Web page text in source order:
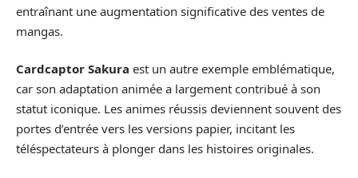
entraînant une augmentation significative des ventes de
mangas.
Cardcaptor Sakura est un autre exemple emblématique,
car son adaptation animée a largement contribué à son
statut iconique. Les animes réussis deviennent souvent des
portes d’entrée vers les versions papier, incitant les
téléspectateurs à plonger dans les histoires originales.